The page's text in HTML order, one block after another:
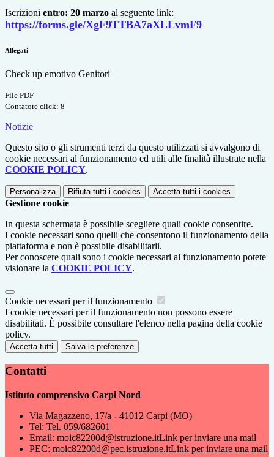
Iscrizioni entro: 20 marzo al seguente link:
https://forms.gle/XgF9TTBA7aXLLvmF9
Allegati
Check up emotivo Genitori
File PDF
Contatore click: 8
Notizie
Questo sito o gli strumenti terzi da questo utilizzati si avvalgono di
cookie necessari al funzionamento ed utili alle finalità illustrate nella
COOKIE POLICY.
Personalizza Rifiuta tutti i cookies Accetta tutti i cookies
Gestione cookie
In questa schermata è possibile scegliere quali cookie consentire.
I cookie necessari sono quelli che consentono il funzionamento della
piattaforma e non è possibile disabilitarli.
Per conoscere quali sono i cookie necessari al funzionamento potete
visionare la COOKIE POLICY.
Cookie necessari per il funzionamento
I cookie necessari per il funzionamento non possono essere
disabilitati. È possibile consultare l'elenco nella pagina della cookie
policy.
Accetta tutti Salva le preferenze
Contatti
Istituto comprensivo Carpi Nord
Via Magazzeno, 17/a - 41012 Carpi (MO)
Tel: Tel. 059/682601
Email: moic82200d@istruzione.itLink per inviare una mail
PEC: moic82200d@pec.istruzione.itLink per inviare una mail